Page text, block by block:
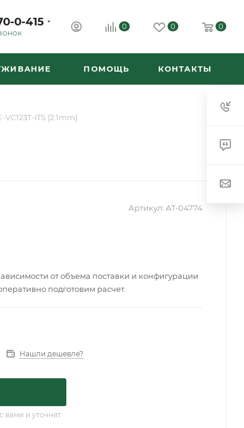
0-415 0 0 0
ПОМОЩЬ КОНТАКТЫ
VC123T-ITS (2.1mm)
Артикул: AT-04774
от объема поставки и конфигурации
подготовим расчет.
Нашли дешевле?
вами и уточнят